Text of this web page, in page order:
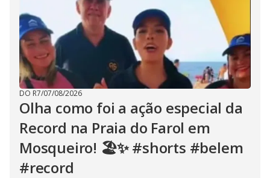
DO R7/07/08/2026
Olha como foi a ação especial da
Record na Praia do Farol em
Mosqueiro! 🏖️✨ #shorts #belem
#record